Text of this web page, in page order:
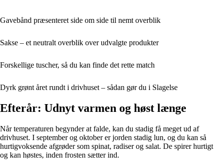
Gavebånd præsenteret side om side til nemt overblik
Sakse – et neutralt overblik over udvalgte produkter
Forskellige tuscher, så du kan finde det rette match
Dyrk grønt året rundt i drivhuset – sådan gør du i Slagelse
Efterår: Udnyt varmen og høst længe
Når temperaturen begynder at falde, kan du stadig få meget ud af
drivhuset. I september og oktober er jorden stadig lun, og du kan så
hurtigvoksende afgrøder som spinat, radiser og salat. De spirer hurtigt
og kan høstes, inden frosten sætter ind.